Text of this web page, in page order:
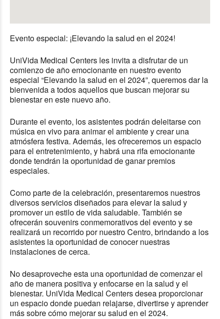
Evento especial: ¡Elevando la salud en el 2024!
UniVida Medical Centers les invita a disfrutar de un
comienzo de año emocionante en nuestro evento
especial “Elevando la salud en el 2024”, queremos dar la
bienvenida a todos aquellos que buscan mejorar su
bienestar en este nuevo año.
Durante el evento, los asistentes podrán deleitarse con
música en vivo para animar el ambiente y crear una
atmósfera festiva. Además, les ofreceremos un espacio
para el entretenimiento, y habrá una rifa emocionante
donde tendrán la oportunidad de ganar premios
especiales.
Como parte de la celebración, presentaremos nuestros
diversos servicios diseñados para elevar la salud y
promover un estilo de vida saludable. También se
ofrecerán souvenirs conmemorativos del evento y se
realizará un recorrido por nuestro Centro, brindando a los
asistentes la oportunidad de conocer nuestras
instalaciones de cerca.
No desaproveche esta una oportunidad de comenzar el
año de manera positiva y enfocarse en la salud y el
bienestar. UniVida Medical Centers desea proporcionar
un espacio donde puedan relajarse, divertirse y aprender
más sobre cómo mejorar su salud en el 2024.